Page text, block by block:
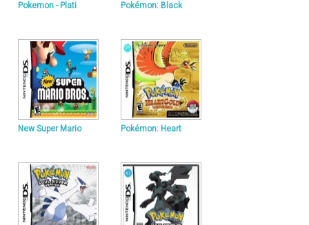
Pokemon - Plati Pokémon: Black
New Super Mario Pokémon: Heart